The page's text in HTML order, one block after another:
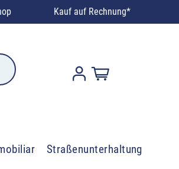
Kauf auf Rechnung*
Straßenunterhaltung